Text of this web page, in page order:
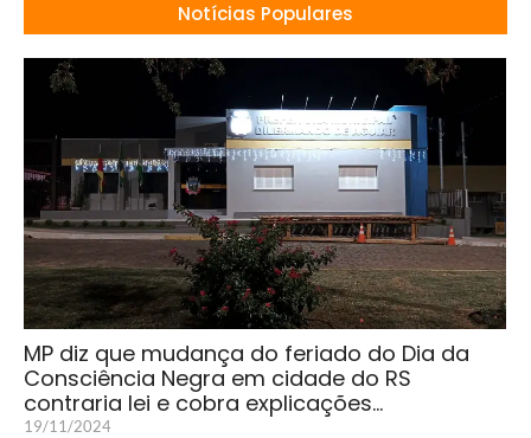
Notícias Populares
MP diz que mudança do feriado do Dia da
Consciência Negra em cidade do RS
contraria lei e cobra explicações…
19/11/2024